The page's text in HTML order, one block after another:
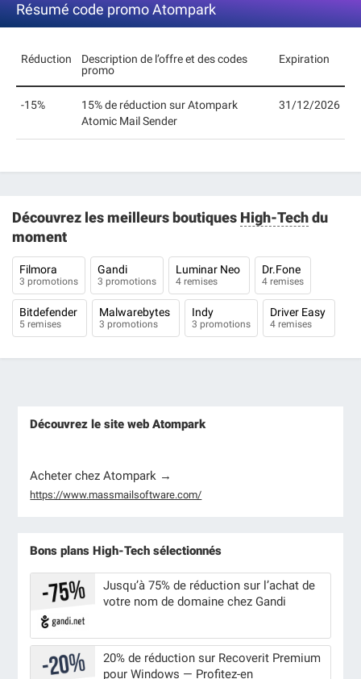
Résumé code promo Atompark
Réduction
Description de l’offre et des codes
promo
Expiration
-15%
15% de réduction sur Atompark
Atomic Mail Sender
31/12/2026
Découvrez les meilleurs boutiques High-Techdu
moment
Filmora
3 promotions
Gandi
3 promotions
Luminar Neo
4 remises
Dr.Fone
4 remises
Bitdefender
5 remises
Malwarebytes
3 promotions
Indy
3 promotions
Driver Easy
4 remises
Découvrez le site web Atompark
Acheter chez Atompark →
https://www.massmailsoftware.com/
Bons plans High-Tech sélectionnés
Jusqu’à 75% de réduction sur l’achat de
votre nom de domaine chez Gandi
20% de réduction sur Recoverit Premium
pour Windows — Profitez-en